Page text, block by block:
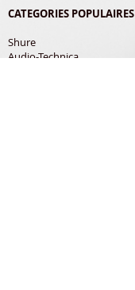
CATEGORIES POPULAIRES
Shure
Audio-Technica